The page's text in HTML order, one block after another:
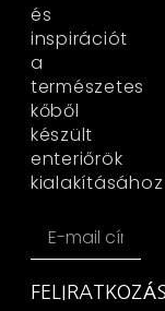
és
inspirációt
a
természetes
kőből
készült
enteriőrök
kialakításához